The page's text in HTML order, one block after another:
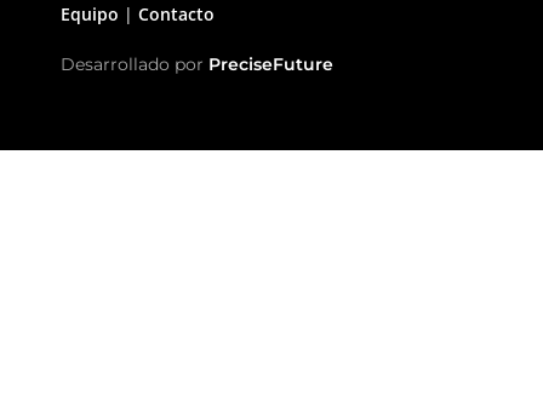
Equipo | Contacto
Desarrollado por PreciseFuture